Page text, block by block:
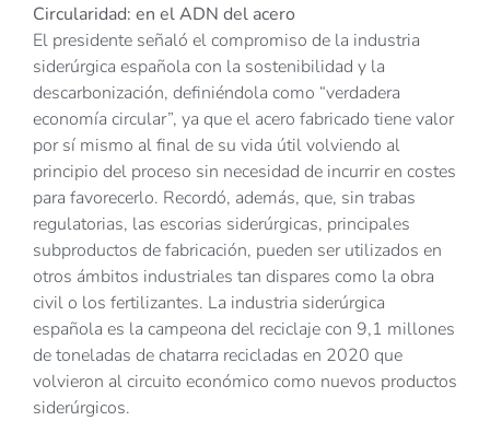
Circularidad: en el ADN del acero
El presidente señaló el compromiso de la industria
siderúrgica española con la sostenibilidad y la
descarbonización, definiéndola como “verdadera
economía circular”, ya que el acero fabricado tiene valor
por sí mismo al final de su vida útil volviendo al
principio del proceso sin necesidad de incurrir en costes
para favorecerlo. Recordó, además, que, sin trabas
regulatorias, las escorias siderúrgicas, principales
subproductos de fabricación, pueden ser utilizados en
otros ámbitos industriales tan dispares como la obra
civil o los fertilizantes. La industria siderúrgica
española es la campeona del reciclaje con 9,1 millones
de toneladas de chatarra recicladas en 2020 que
volvieron al circuito económico como nuevos productos
siderúrgicos.